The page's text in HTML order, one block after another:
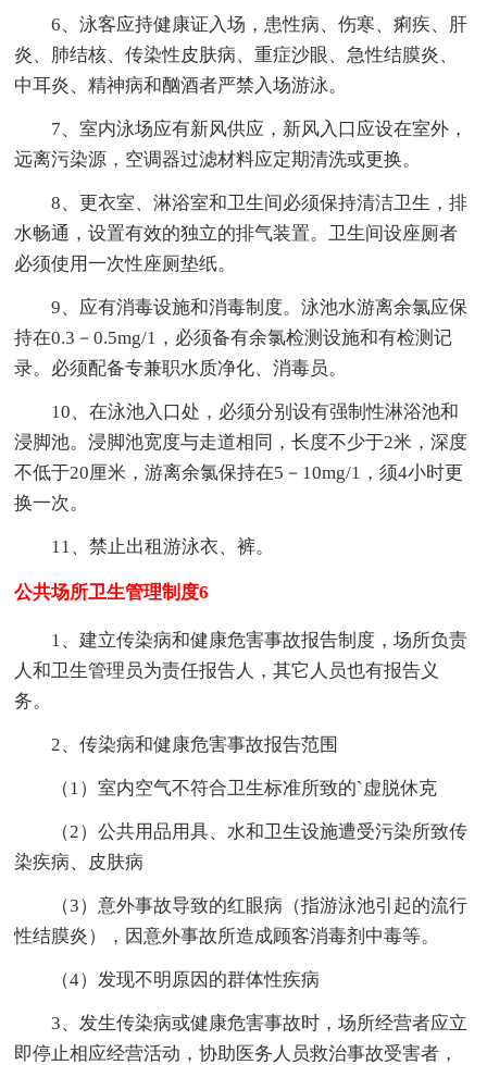
6、泳客应持健康证入场，患性病、伤寒、痢疾、肝
炎、肺结核、传染性皮肤病、重症沙眼、急性结膜炎、
中耳炎、精神病和酗酒者严禁入场游泳。
7、室内泳场应有新风供应，新风入口应设在室外，
远离污染源，空调器过滤材料应定期清洗或更换。
8、更衣室、淋浴室和卫生间必须保持清洁卫生，排
水畅通，设置有效的独立的排气装置。卫生间设座厕者
必须使用一次性座厕垫纸。
9、应有消毒设施和消毒制度。泳池水游离余氯应保
持在0.3－0.5mg/1，必须备有余氯检测设施和有检测记
录。必须配备专兼职水质净化、消毒员。
10、在泳池入口处，必须分别设有强制性淋浴池和
浸脚池。浸脚池宽度与走道相同，长度不少于2米，深度
不低于20厘米，游离余氯保持在5－10mg/1，须4小时更
换一次。
11、禁止出租游泳衣、裤。
公共场所卫生管理制度6
1、建立传染病和健康危害事故报告制度，场所负责
人和卫生管理员为责任报告人，其它人员也有报告义
务。
2、传染病和健康危害事故报告范围
（1）室内空气不符合卫生标准所致的`虚脱休克
（2）公共用品用具、水和卫生设施遭受污染所致传
染疾病、皮肤病
（3）意外事故导致的红眼病（指游泳池引起的流行
性结膜炎），因意外事故所造成顾客消毒剂中毒等。
（4）发现不明原因的群体性疾病
3、发生传染病或健康危害事故时，场所经营者应立
即停止相应经营活动，协助医务人员救治事故受害者，